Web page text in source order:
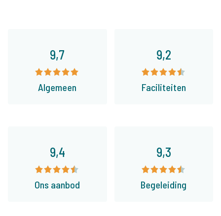
9,7
Algemeen
9,2
Faciliteiten
9,4
Ons aanbod
9,3
Begeleiding